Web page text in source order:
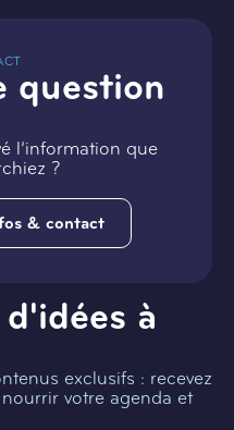
question
l’information que
?
& contact
à
exclusifs : recevez
votre agenda et